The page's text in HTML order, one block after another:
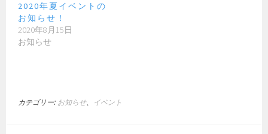
2020年夏イベントの
お知らせ！
2020年8月15日
お知らせ
カテゴリー: お知らせ、 イベント